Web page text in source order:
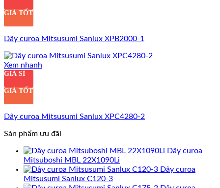
GIÁ TỐT
Dây curoa Mitsusumi Sanlux XPB2000-1
Xem nhanh
GIÁ SỈ
GIÁ TỐT
Dây curoa Mitsusumi Sanlux XPC4280-2
Sản phẩm ưu đãi
Dây curoa
Mitsuboshi MBL 22X1090Li
Dây curoa
Mitsusumi Sanlux C120-3